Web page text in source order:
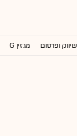
שיווק ופרסום מגזין G